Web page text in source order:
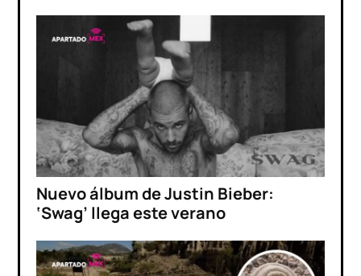
Nuevo álbum de Justin Bieber:
‘Swag’ llega este verano